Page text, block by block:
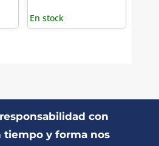
En stock
con
tiempo y forma nos